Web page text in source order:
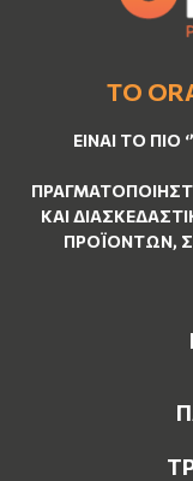
ΤΟ
ΕΊΝΑΙ ΤO ΠΙΟ ‘’
ΚΑΙ
ΠΡΟΪΌΝΤΩΝ,